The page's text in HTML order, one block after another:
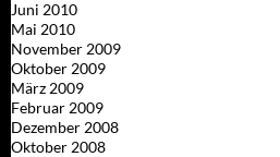
Juni 2010
Mai 2010
November 2009
Oktober 2009
März 2009
Februar 2009
Dezember 2008
Oktober 2008